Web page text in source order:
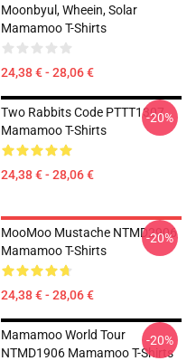
Moonbyul, Wheein, Solar
Mamamoo T-Shirts
24,38 € - 28,06 €
Two Rabbits Code PTTT1307
Mamamoo T-Shirts
24,38 € - 28,06 €
-20%
MooMoo Mustache NTMD2906
Mamamoo T-Shirts
24,38 € - 28,06 €
-20%
Mamamoo World Tour
NTMD1906 Mamamoo T-Shirts
-20%